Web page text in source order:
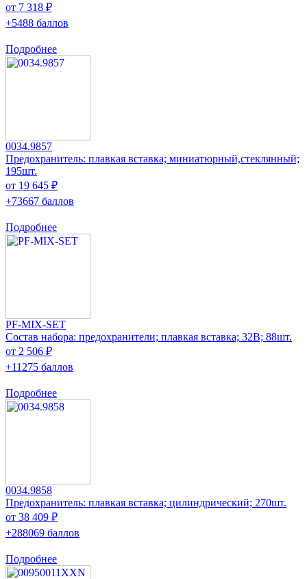
от 7 318 ₽
+5488 баллов
Подробнее
0034.9857
Предохранитель: плавкая вставка; миниатюрный,стеклянный;
195шт.
от 19 645 ₽
+73667 баллов
Подробнее
PF-MIX-SET
Состав набора: предохранители; плавкая вставка; 32В; 88шт.
от 2 506 ₽
+11275 баллов
Подробнее
0034.9858
Предохранитель: плавкая вставка; цилиндрический; 270шт.
от 38 409 ₽
+288069 баллов
Подробнее